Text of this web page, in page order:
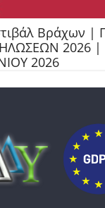
Βράχων
2026 |
2026